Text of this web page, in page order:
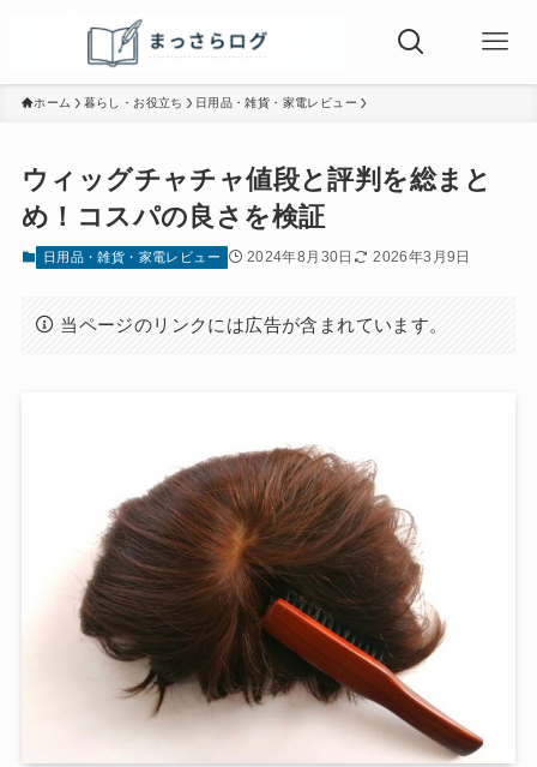
ホーム 暮らし・お役立ち 日用品・雑貨・家電レビュー
ウィッグチャチャ値段と評判を総まと
め！コスパの良さを検証
日用品・雑貨・家電レビュー 2024年8月30日 2026年3月9日
当ページのリンクには広告が含まれています。